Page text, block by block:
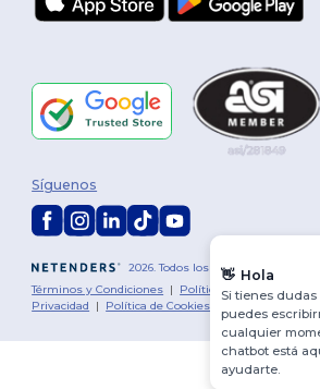
2026. Todos los derechos reservados
Términos y Condiciones | Política de
Privacidad | Política de Cookies
Síguenos
👋 Hola
Si tienes
puedes
cualquier
chatbot está
ayudarte.